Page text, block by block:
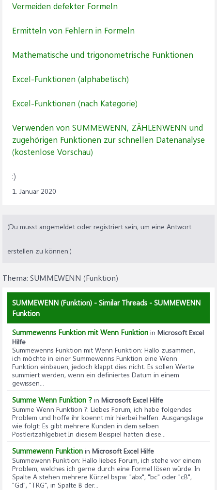
Vermeiden defekter Formeln
Ermitteln von Fehlern in Formeln
Mathematische und trigonometrische Funktionen
Excel-Funktionen (alphabetisch)
Excel-Funktionen (nach Kategorie)
Verwenden von SUMMEWENN, ZÄHLENWENN und
zugehörigen Funktionen zur schnellen Datenanalyse
( kostenlose Vorschau)
:)
1. Januar 2020
(Du musst angemeldet oder registriert sein, um eine Antwort
erstellen zu können.)
Thema: SUMMEWENN (Funktion)
SUMMEWENN (Funktion) - Similar Threads - SUMMEWENN
Funktion
Summewenns Funktion mit Wenn Funktion in Microsoft Excel
Hilfe
Summewenns Funktion mit Wenn Funktion: Hallo zusammen,
ich möchte in einer Summewenns Funktion eine Wenn
Funktion einbauen, jedoch klappt dies nicht. Es sollen Werte
summiert werden, wenn ein definiertes Datum in einem
gewissen...
Summe Wenn Funktion ? in Microsoft Excel Hilfe
Summe Wenn Funktion ?: Liebes Forum, ich habe folgendes
Problem und hoffe ihr koennt mir hierbei helfen. Ausgangslage
wie folgt: Es gibt mehrere Kunden in dem selben
Postleitzahlgebiet In diesem Beispiel hatten diese...
Summewenn Funktion in Microsoft Excel Hilfe
Summewenn Funktion: Hallo liebes Forum, ich stehe vor einem
Problem, welches ich gerne durch eine Formel lösen würde: In
Spalte A stehen mehrere Kürzel bspw. "abx", "bc" oder "cB",
"Gd", "TRG", in Spalte B der...